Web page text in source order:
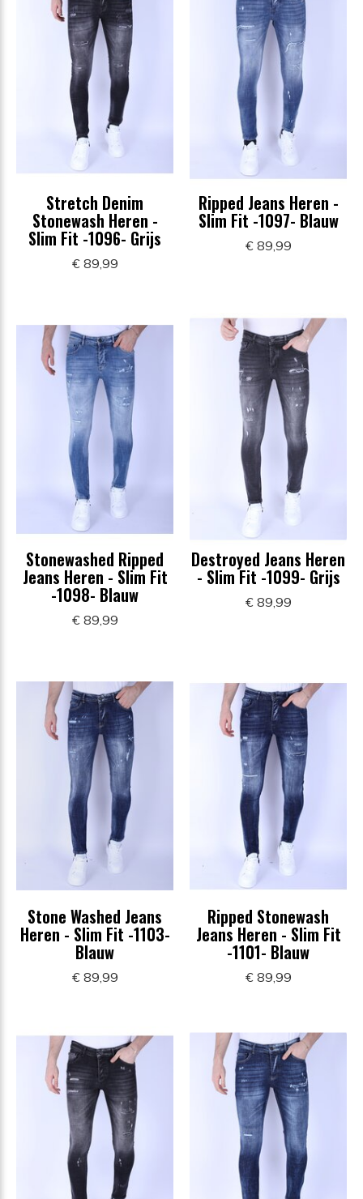
Stretch Denim
Stonewash Heren -
Slim Fit -1096- Grijs
€ 89,99
Ripped Jeans Heren -
Slim Fit -1097- Blauw
€ 89,99
Stonewashed Ripped
Jeans Heren - Slim Fit
-1098- Blauw
€ 89,99
Destroyed Jeans Heren
- Slim Fit -1099- Grijs
€ 89,99
Stone Washed Jeans
Heren - Slim Fit -1103-
Blauw
€ 89,99
Ripped Stonewash
Jeans Heren - Slim Fit
-1101- Blauw
€ 89,99